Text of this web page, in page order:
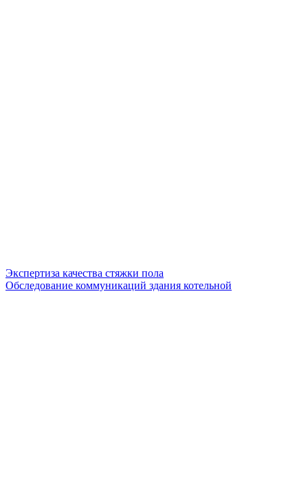
Экспертиза качества стяжки пола
Обследование коммуникаций здания котельной